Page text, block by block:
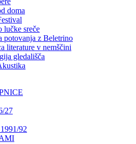
doma
lučke sreče
potovanja z Beletrino
literature v nemščini
gledališča
27
92